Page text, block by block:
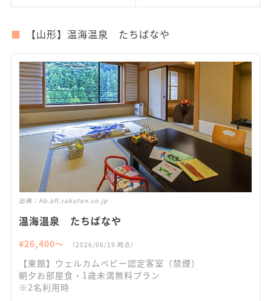
【山形】温海温泉 たちばなや
出典： hb.afl.rakuten.co.jp
温海温泉 たちばなや
¥26,400〜 （2026/06/19 時点）
【東館】ウェルカムベビー認定客室（禁煙）
朝夕お部屋食・1歳未満無料プラン
※2名利用時